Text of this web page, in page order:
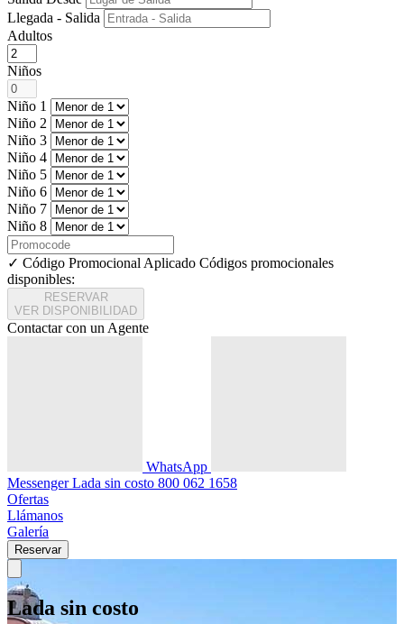
Llegada - Salida
Adultos
Niños
Niño 1
Niño 2
Niño 3
Niño 4
Niño 5
Niño 6
Niño 7
Niño 8
✓ Código Promocional Aplicado Códigos promocionales
disponibles:
RESERVAR
VER DISPONIBILIDAD
Contactar con un Agente
WhatsApp
MessengerLada sin costo 800 062 1658
Ofertas
Llámanos
Galería
Reservar
Lada sin costo